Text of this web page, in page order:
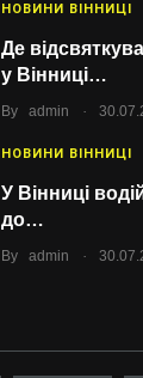
НОВИНИ ВІННИЦІ
Де
у Вінниці…
By admin .
НОВИНИ ВІННИЦІ
У Вінниці
до…
By admin .